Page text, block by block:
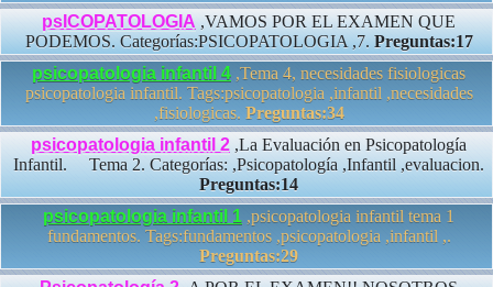
psICOPATOLOGIA ,VAMOS POR EL EXAMEN QUE
PODEMOS. Categorías:PSICOPATOLOGIA ,7. Preguntas:17
psicopatologia infantil 4 ,Tema 4, necesidades fisiologicas
psicopatologia infantil. Tags:psicopatologia ,infantil ,necesidades
,fisiologicas. Preguntas:34
psicopatologia infantil 2 ,La Evaluación en Psicopatología
Infantil. Tema 2. Categorías: ,Psicopatología ,Infantil ,evaluacion.
Preguntas:14
psicopatologia infantil 1 ,psicopatologia infantil tema 1
fundamentos. Tags:fundamentos ,psicopatologia ,infantil ,.
Preguntas:29